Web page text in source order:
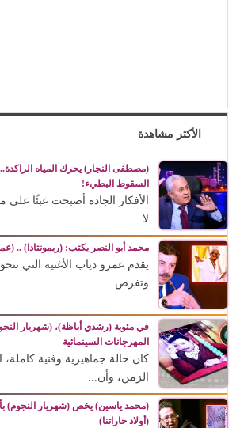
الأكثر مشاهدة
(مصطفى النجار) يحرك المياه الراكدة..
السقوط البطيء!
الأفكار الجادة أصبحت عبئًا على
لا...
محمد أبو النصر يكتب: (ريمونتادا) ..
يقدم عمرو دياب الأغنية التي
وتفرض...
في مئوية (رشدي أباظة)، (شهريار
المهرجانات السينمائية
كان حالة جماهيرية وفنية
الزمن، وأن...
(محمد ياسين) يخص (شهريار النجوم)
(أولاد حاراتنا)